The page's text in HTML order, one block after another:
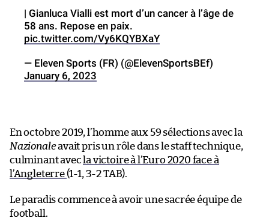
| Gianluca Vialli est mort d’un cancer à l’âge de
58 ans. Repose en paix.
pic.twitter.com/Vy6KQYBXaY
— Eleven Sports (FR) (@ElevenSportsBEf)
January 6, 2023
En octobre 2019, l’homme aux 59 sélections avec la
Nazionaleavait pris un rôle dans le staff technique,
culminant avec la victoire à l’Euro 2020 face à
l’Angleterre(1-1, 3-2 TAB).
Le paradis commence à avoir une sacrée équipe de
football.